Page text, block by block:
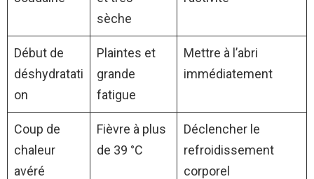
sèche
Début de
déshydratati
on
Plaintes et
grande
fatigue
Mettre à l’abri
immédiatement
Coup de
chaleur
avéré
Fièvre à plus
de 39 °C
Déclencher le
refroidissement
corporel